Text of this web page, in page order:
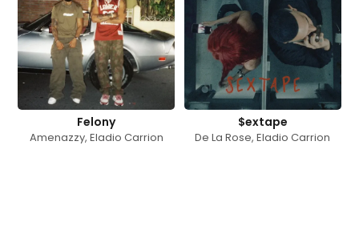
Felony
Amenazzy, Eladio Carrion
$extape
De La Rose,Eladio Carrion